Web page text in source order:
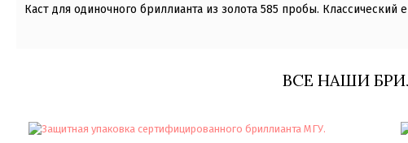
Каст для одиночного бриллианта из золота 585 пробы.
ВСЕ НАШИ